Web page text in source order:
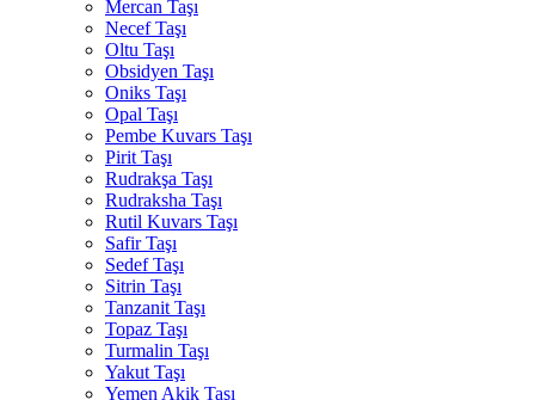
Mercan Taşı
Necef Taşı
Oltu Taşı
Obsidyen Taşı
Oniks Taşı
Opal Taşı
Pembe Kuvars Taşı
Pirit Taşı
Rudrakşa Taşı
Rudraksha Taşı
Rutil Kuvars Taşı
Safir Taşı
Sedef Taşı
Sitrin Taşı
Tanzanit Taşı
Topaz Taşı
Turmalin Taşı
Yakut Taşı
Yemen Akik Taşı